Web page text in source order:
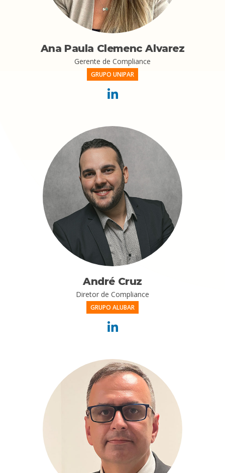
Ana Paula Clemenc Alvarez
Gerente de Compliance
GRUPO UNIPAR
André Cruz
Diretor de Compliance
GRUPO ALUBAR